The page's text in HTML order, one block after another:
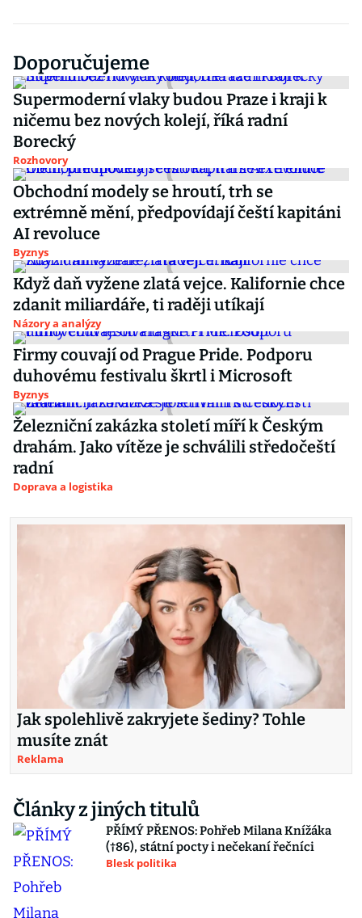
Doporučujeme
Supermoderní vlaky budou Praze i kraji k
ničemu bez nových kolejí, říká radní
Borecký
Rozhovory
Obchodní modely se hroutí, trh se
extrémně mění, předpovídají čeští kapitáni
AI revoluce
Byznys
Když daň vyžene zlatá vejce. Kalifornie chce
zdanit miliardáře, ti raději utíkají
Názory a analýzy
Firmy couvají od Prague Pride. Podporu
duhovému festivalu škrtl i Microsoft
Byznys
Železniční zakázka století míří k Českým
drahám. Jako vítěze je schválili středočeští
radní
Doprava a logistika
Jak spolehlivě zakryjete šediny? Tohle
musíte znát
Reklama
Články z jiných titulů
PŘÍMÝ PŘENOS: Pohřeb Milana Knížáka
(†86), státní pocty i nečekaní řečníci
Blesk politika